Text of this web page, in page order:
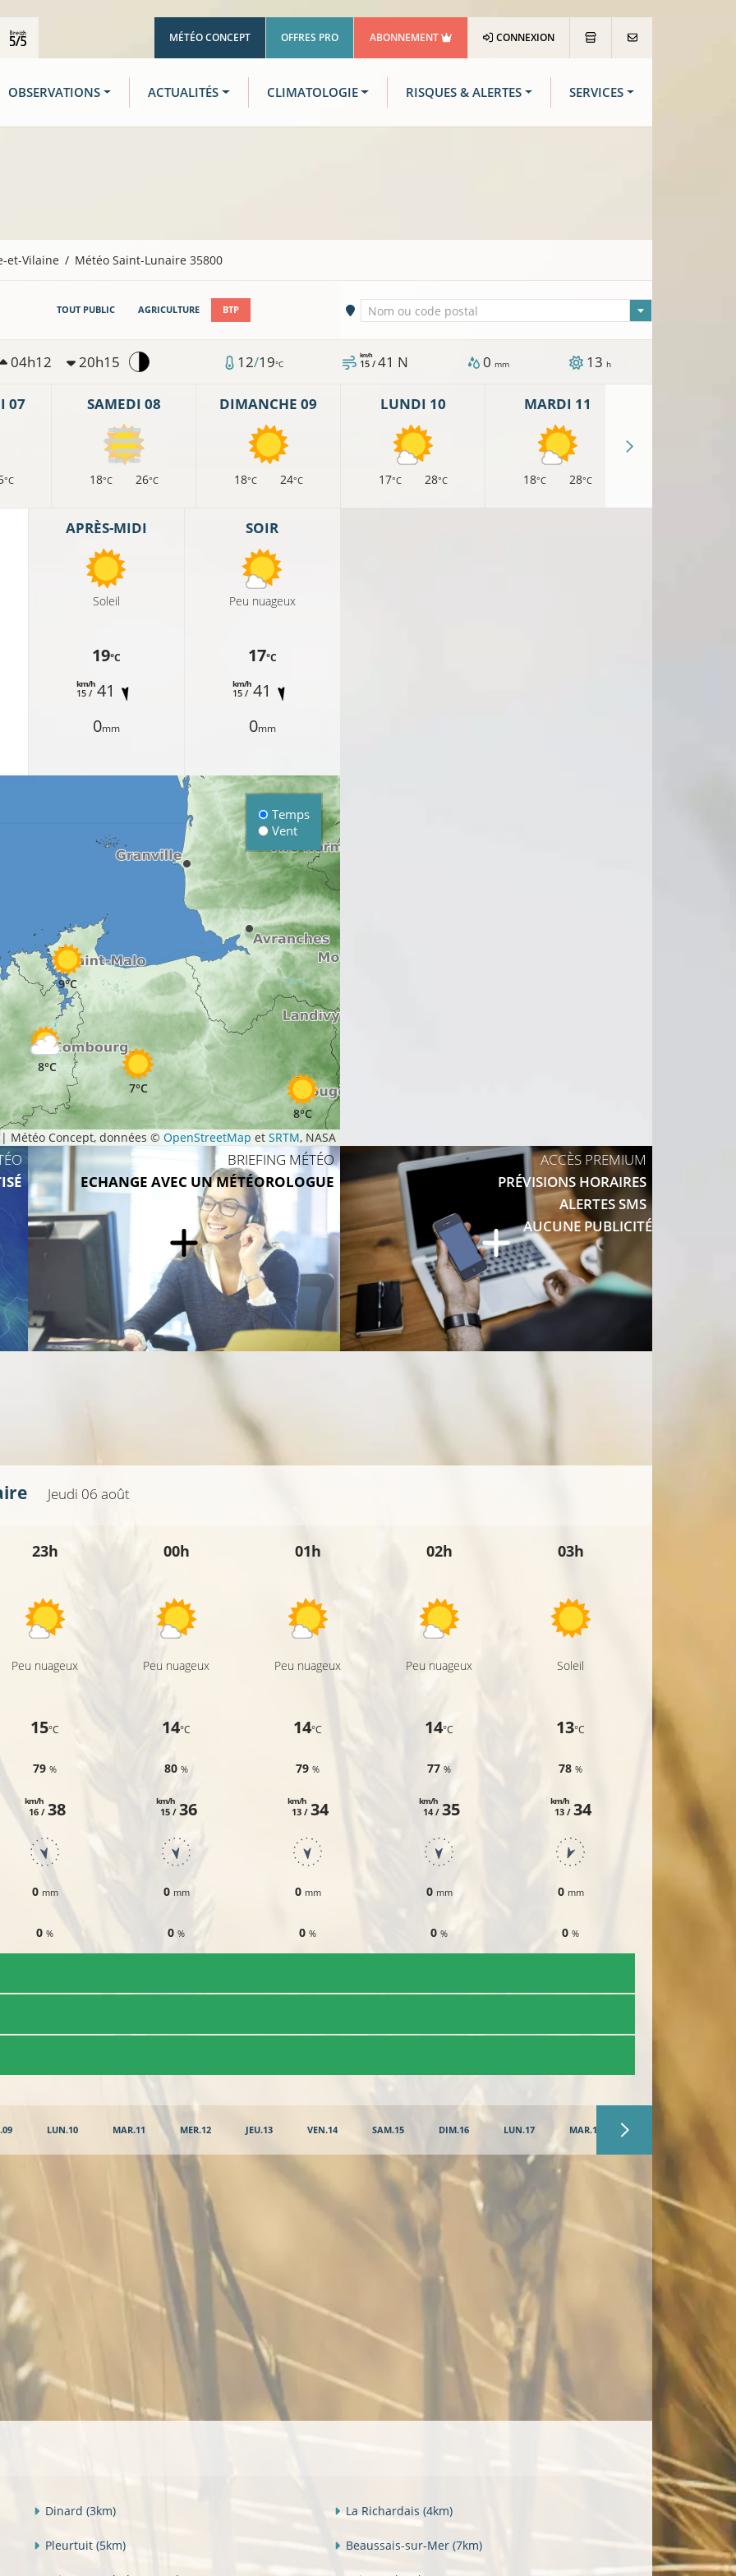
MÉTÉO CONCEPT OFFRES PRO ABONNEMENT CONNEXION
OBSERVATIONS ACTUALITÉS CLIMATOLOGIE RISQUES & ALERTES SERVICES
et-Vilaine Météo Saint-Lunaire 35800
TOUT PUBLIC AGRICULTURE BTP Ville sélectionnée
Nom ou code postal
04h12 20h15 12/19°C 15 /
km/h 41 N 0 mm 13 h
07
°C
SAMEDI 08
18°C 26°C
DIMANCHE 09
18°C 24°C
LUNDI 10
17°C 28°C
MARDI 11
18°C 28°C
APRÈS-MIDI
Soleil
19°C
15 /
km/h41
0mm
SOIR
Peu nuageux
17°C
15 /
km/h41
0mm
8°C
9°C
7°C
8°C
9°C
8°C
11°C
12°C
10°C
Temps
Vent
| Météo Concept, données © OpenStreetMap et SRTM, NASA
BRIEFING MÉTÉO
ECHANGE AVEC UN MÉTÉOROLOGUE
ACCÈS PREMIUM
PRÉVISIONS HORAIRES
ALERTES SMS
AUCUNE PUBLICITÉ
Jeudi 06 août
23h
Peu nuageux
15°C
79%
16 /
km/h 38
0 mm
0%
00h
Peu nuageux
14°C
80%
15 /
km/h 36
0 mm
0%
01h
Peu nuageux
14°C
79%
13 /
km/h 34
0 mm
0%
02h
Peu nuageux
14°C
77%
14 /
km/h 35
0 mm
0%
03h
Soleil
13°C
78%
13 /
km/h 34
0 mm
0%
36
LUN.10 MAR.11 MER.12 JEU.13 VEN.14 SAM.15 DIM.16 LUN.17 MAR.18
Dinard (3km) La Richardais (4km)
Pleurtuit (5km) Beaussais-sur-Mer (7km)